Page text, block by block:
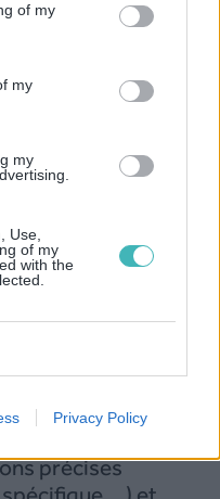
of my
my
my
Use,
of my
with the
Privacy Policy
! Plus vous
précises